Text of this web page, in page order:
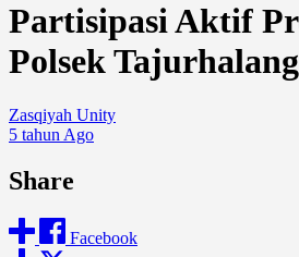
Partisipasi Aktif
Polsek Tajurhalang
Zasqiyah Unity
5 tahun Ago
Share
Facebook